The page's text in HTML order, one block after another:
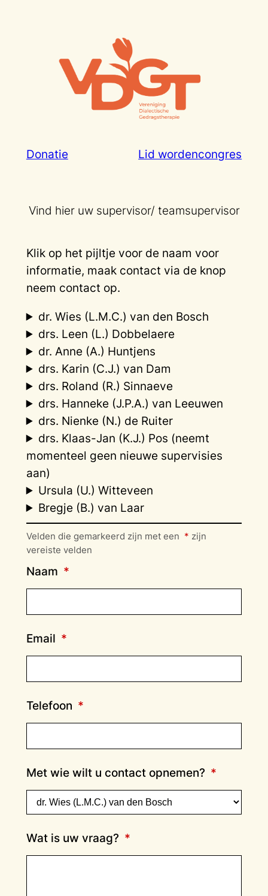
Donatie Lid wordencongres
Vind hier uw supervisor/ teamsupervisor
Klik op het pijltje voor de naam voor
informatie, maak contact via de knop
neem contact op.
dr. Wies (L.M.C.) van den Bosch
drs. Leen (L.) Dobbelaere
dr. Anne (A.) Huntjens
drs. Karin (C.J.) van Dam
drs. Roland (R.) Sinnaeve
drs. Hanneke (J.P.A.) van Leeuwen
drs. Nienke (N.) de Ruiter
drs. Klaas-Jan (K.J.) Pos (neemt
momenteel geen nieuwe supervisies
aan)
Ursula (U.) Witteveen
Bregje (B.) van Laar
Velden die gemarkeerd zijn met een * zijn
vereiste velden
Naam *
Email *
Telefoon *
Met wie wilt u contact opnemen? *
Wat is uw vraag? *